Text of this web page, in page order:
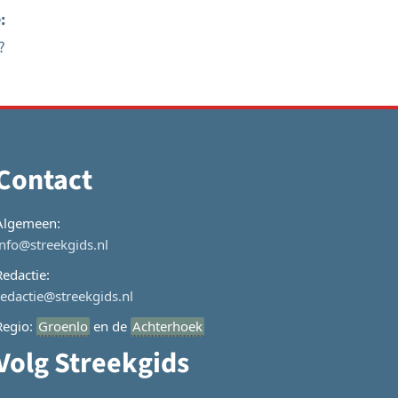
Groenlo en de Achterhoek
Streekgids